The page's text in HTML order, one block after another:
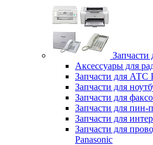
Запчасти
Аксессуары для
Запчасти для АТС
Запчасти для
Запчасти для
Запчасти для пин-
Запчасти для
Запчасти для
Panasonic